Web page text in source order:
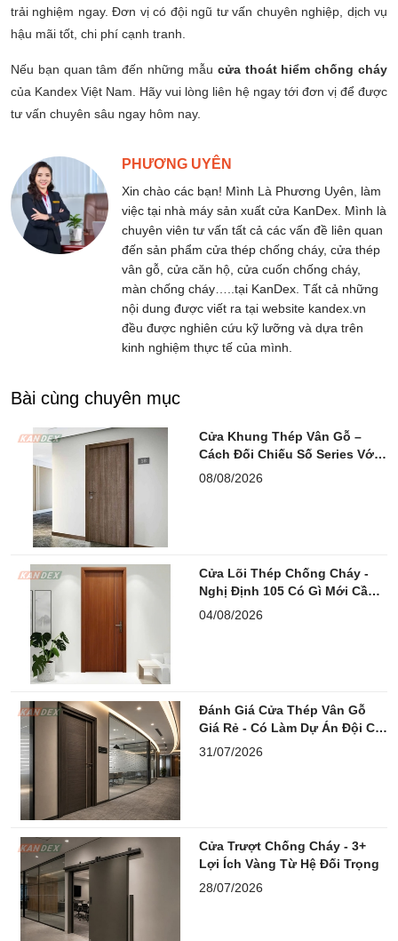
trải nghiệm ngay. Đơn vị có đội ngũ tư vấn chuyên nghiệp, dịch vụ
hậu mãi tốt, chi phí cạnh tranh.
Nếu bạn quan tâm đến những mẫu cửa thoát hiểm chống cháy
của Kandex Việt Nam. Hãy vui lòng liên hệ ngay tới đơn vị để được
tư vấn chuyên sâu ngay hôm nay.
PHƯƠNG UYÊN
Xin chào các bạn! Mình Là Phương Uyên, làm
việc tại nhà máy sản xuất cửa KanDex. Mình là
chuyên viên tư vấn tất cả các vấn đề liên quan
đến sản phẩm cửa thép chống cháy, cửa thép
vân gỗ, cửa căn hộ, cửa cuốn chống cháy,
màn chống cháy…..tại KanDex. Tất cả những
nội dung được viết ra tại website kandex.vn
đều được nghiên cứu kỹ lưỡng và dựa trên
kinh nghiệm thực tế của mình.
Bài cùng chuyên mục
Cửa Khung Thép Vân Gỗ –
Cách Đối Chiếu Số Series Với
Hồ Sơ PCCC
08/08/2026
Cửa Lõi Thép Chống Cháy -
Nghị Định 105 Có Gì Mới Cần
Lưu Ý?
04/08/2026
Đánh Giá Cửa Thép Vân Gỗ
Giá Rẻ - Có Làm Dự Án Đội Chi
Phí?
31/07/2026
Cửa Trượt Chống Cháy - 3+
Lợi Ích Vàng Từ Hệ Đối Trọng
28/07/2026